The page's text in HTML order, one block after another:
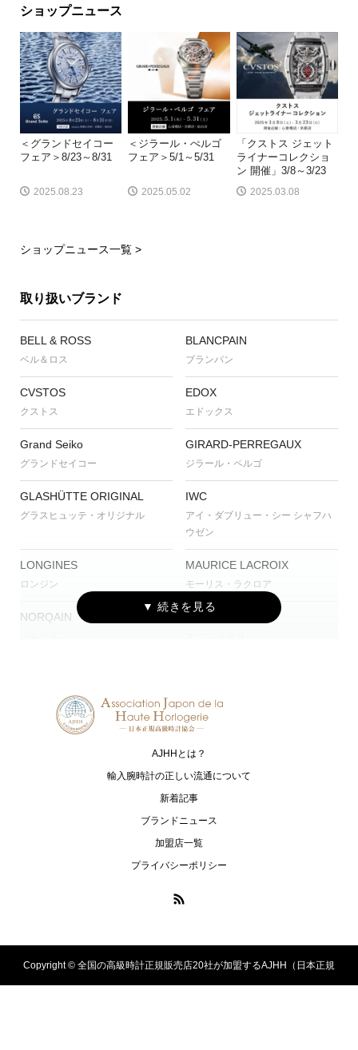
ショップニュース
＜グランドセイコー
フェア＞8/23～8/31
2025.08.23
＜ジラール・ぺルゴ
フェア＞5/1～5/31
2025.05.02
「クストス ジェット
ライナーコレクショ
ン 開催」3/8～3/23
2025.03.08
ショップニュース一覧 >
取り扱いブランド
BELL & ROSS
ベル＆ロス
BLANCPAIN
ブランパン
CVSTOS
クストス
EDOX
エドックス
Grand Seiko
グランドセイコー
GIRARD-PERREGAUX
ジラール・ペルゴ
GLASHÜTTE ORIGINAL
グラスヒュッテ・オリジナル
IWC
アイ・ダブリュー・シー シャフハ
ウゼン
LONGINES
ロンジン
MAURICE LACROIX
モーリス・ラクロア
NORQAIN OSSO ITALY
TUDOR TISSOT
AJHHとは？
輸入腕時計の正しい流通について
新着記事
ブランドニュース
加盟店一覧
プライバシーポリシー
Copyright © 全国の高級時計正規販売店20社が加盟するAJHH（日本正規